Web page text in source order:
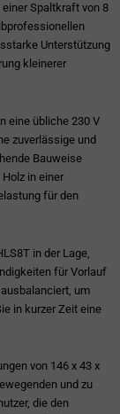
Spaltkraft von 8
Unterstützung
kleinerer
eine übliche 230 V
zuverlässige und
Bauweise
in einer
für den
in der Lage,
für Vorlauf
um
in kurzer Zeit eine
von 146 x 43 x
und zu
die den